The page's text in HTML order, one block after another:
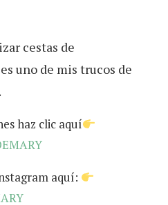
cestas de
uno de mis trucos de
haz clic aquí
aquí: